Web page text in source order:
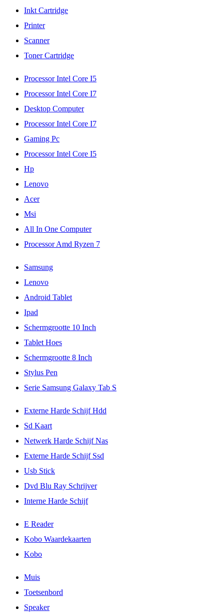
Inkt Cartridge
Printer
Scanner
Toner Cartridge
Processor Intel Core I5
Processor Intel Core I7
Desktop Computer
Processor Intel Core I7
Gaming Pc
Processor Intel Core I5
Hp
Lenovo
Acer
Msi
All In One Computer
Processor Amd Ryzen 7
Samsung
Lenovo
Android Tablet
Ipad
Schermgrootte 10 Inch
Tablet Hoes
Schermgrootte 8 Inch
Stylus Pen
Serie Samsung Galaxy Tab S
Externe Harde Schijf Hdd
Sd Kaart
Netwerk Harde Schijf Nas
Externe Harde Schijf Ssd
Usb Stick
Dvd Blu Ray Schrijver
Interne Harde Schijf
E Reader
Kobo Waardekaarten
Kobo
Muis
Toetsenbord
Speaker